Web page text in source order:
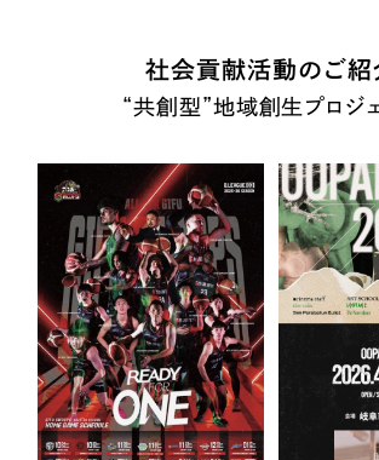
社会貢献活動のご紹
“共創型”地域創生プロジ